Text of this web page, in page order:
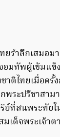
รำลึกเสมอม
อมทัพผู้เข้มแ
าติไทยเมื่อค
พระปรีชาสาม
ย์ที่สนพระทัย
ด็จพระเจ้าต